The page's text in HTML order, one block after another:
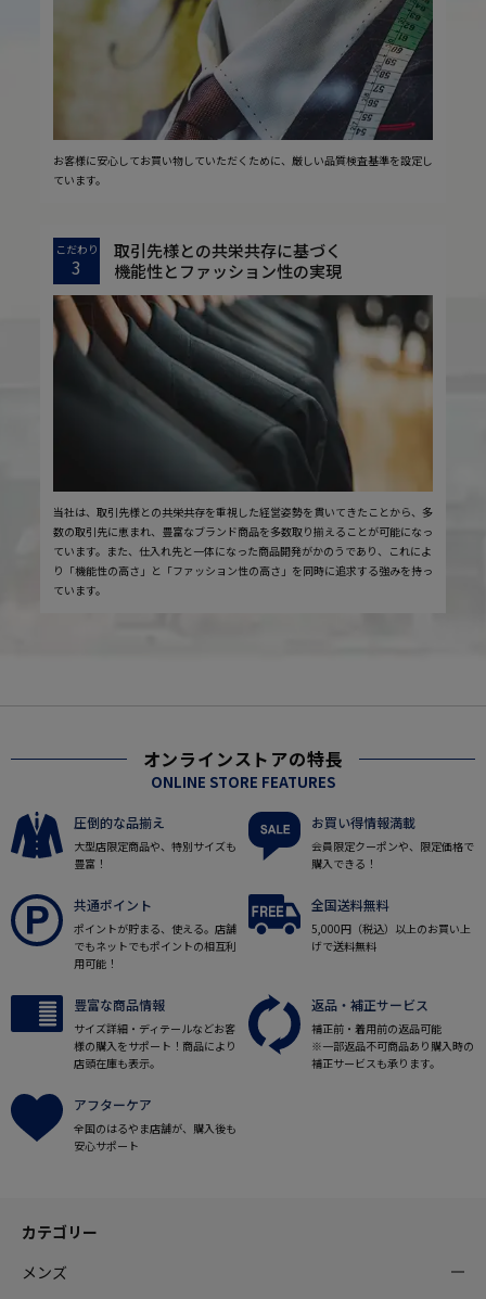
お客様に安心してお買い物していただくために、厳しい品質検査基準を設定し
ています。
こだわり
3
取引先様との共栄共存に基づく
機能性とファッション性の実現
当社は、取引先様との共栄共存を重視した経営姿勢を貫いてきたことから、多
数の取引先に恵まれ、豊富なブランド商品を多数取り揃えることが可能になっ
ています。また、仕入れ先と一体になった商品開発がかのうであり、これによ
り「機能性の高さ」と「ファッション性の高さ」を同時に追求する強みを持っ
ています。
オンラインストアの特長
ONLINE STORE FEATURES
圧倒的な品揃え
大型店限定商品や、特別サイズも
豊富！
お買い得情報満載
会員限定クーポンや、限定価格で
購入できる！
共通ポイント
ポイントが貯まる、使える。店舗
でもネットでもポイントの相互利
用可能！
全国送料無料
5,000円（税込）以上のお買い上
げで送料無料
豊富な商品情報
サイズ詳細・ディテールなどお客
様の購入をサポート！商品により
店頭在庫も表示。
返品・補正サービス
補正前・着用前の返品可能
※一部返品不可商品あり購入時の
補正サービスも承ります。
アフターケア
全国のはるやま店舗が、購入後も
安心サポート
カテゴリー
メンズ